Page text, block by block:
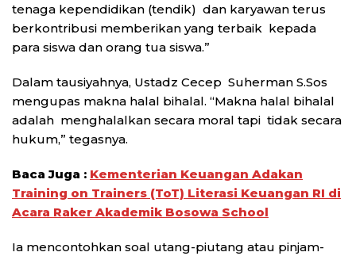
tenaga kependidikan (tendik) dan karyawan terus
berkontribusi memberikan yang terbaik kepada
para siswa dan orang tua siswa.”
Dalam tausiyahnya, Ustadz Cecep Suherman S.Sos
mengupas makna halal bihalal. “Makna halal bihalal
adalah menghalalkan secara moral tapi tidak secara
hukum,” tegasnya.
Baca Juga : Kementerian Keuangan Adakan
Training on Trainers (ToT) Literasi Keuangan RI di
Acara Raker Akademik Bosowa School
Ia mencontohkan soal utang-piutang atau pinjam-